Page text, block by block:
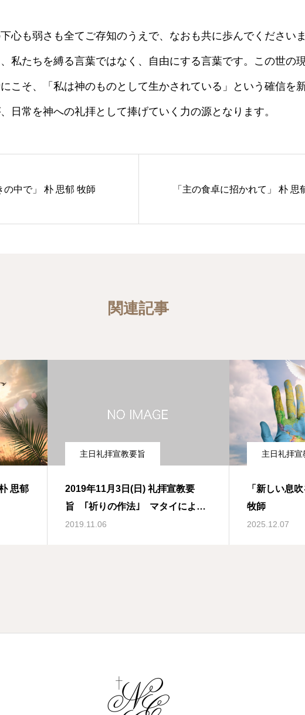
心も弱さも全てご存知のうえで、なおも共に歩んでください
私たちを縛る言葉ではなく、自由にする言葉です。この世の
こそ、「私は神のものとして生かされている」という確信を
日常を神への礼拝として捧げていく力の源となります。
の中で」 朴 思郁 牧師 「主の食卓に招かれて」 朴 思
関連記事
主日礼拝宣教要旨
2019年11月3日(日) 礼拝宣教要
旨 ｢祈りの作法｣ マタイによる
福音書 6章5-8節
2019.11.06
主日礼拝宣
「新しい息
牧師
2025.12.07